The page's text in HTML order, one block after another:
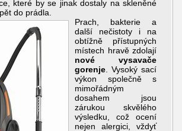
které by se jinak dostaly na skleněné
do prádla.
Prach, bakterie a
další nečistoty i na
obtížně přístupných
místech hravě zdolají
nové vysavače
gorenje. Vysoký sací
výkon společně s
mimořádným
dosahem jsou
zárukou skvělého
výsledku, což ocení
nejen alergici, vždyť